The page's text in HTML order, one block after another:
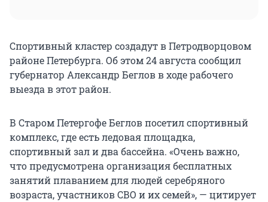
Спортивный кластер создадут в Петродворцовом
районе Петербурга. Об этом 24 августа сообщил
губернатор Александр Беглов в ходе рабочего
выезда в этот район.
В Старом Петергофе Беглов посетил спортивный
комплекс, где есть ледовая площадка,
спортивный зал и два бассейна. «Очень важно,
что предусмотрена организация бесплатных
занятий плаванием для людей серебряного
возраста, участников СВО и их семей», — цитирует